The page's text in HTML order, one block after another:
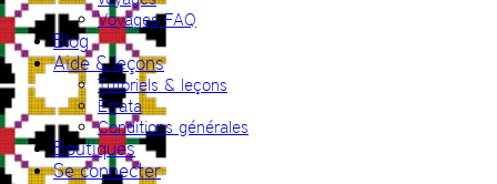
Voyages FAQ
Blog
Aide & leçons
Tutoriels & leçons
Errata
Conditions générales
Boutiques
Se connecter